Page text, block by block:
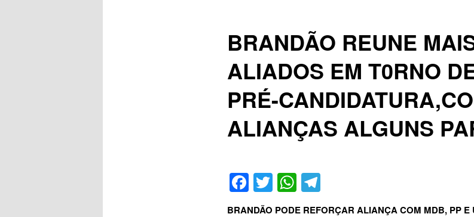
BRANDÃO REUNE
ALIADOS EM T0RNO
PRÉ-
ALIANÇAS ALGUNS
Facebook
TwitterWhatsApp
Telegram
BRANDÃO PODE REFORÇAR ALIANÇA COM MDB, PP E